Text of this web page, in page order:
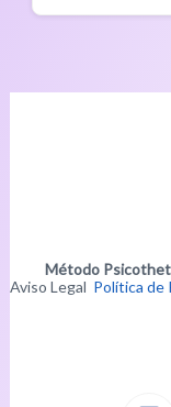
Método
Aviso Legal Política de